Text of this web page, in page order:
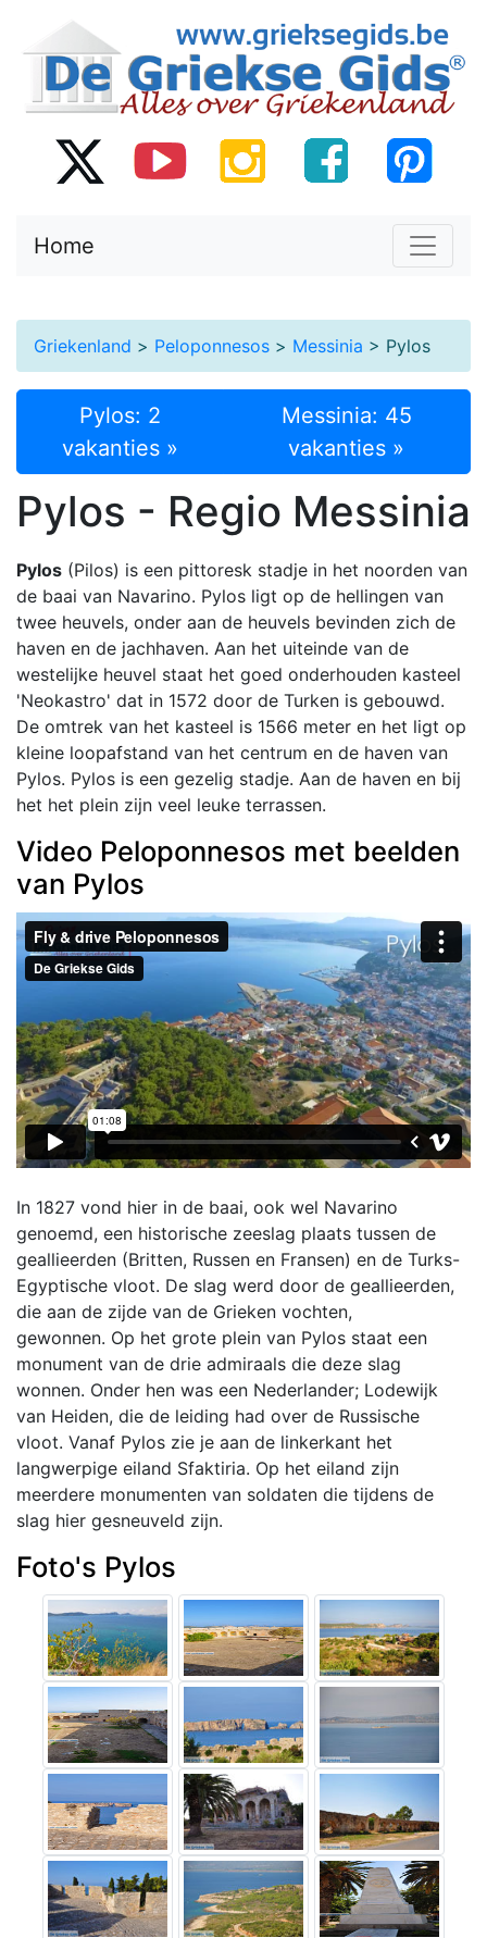
Home
Griekenland > Peloponnesos > Messinia > Pylos
Pylos: 2
vakanties »
Messinia: 45
vakanties »
Pylos - Regio Messinia
Pylos (Pilos) is een pittoresk stadje in het noorden van
de baai van Navarino. Pylos ligt op de hellingen van
twee heuvels, onder aan de heuvels bevinden zich de
haven en de jachhaven. Aan het uiteinde van de
westelijke heuvel staat het goed onderhouden kasteel
'Neokastro' dat in 1572 door de Turken is gebouwd.
De omtrek van het kasteel is 1566 meter en het ligt op
kleine loopafstand van het centrum en de haven van
Pylos. Pylos is een gezelig stadje. Aan de haven en bij
het het plein zijn veel leuke terrassen.
Video Peloponnesos met beelden
van Pylos
In 1827 vond hier in de baai, ook wel Navarino
genoemd, een historische zeeslag plaats tussen de
geallieerden (Britten, Russen en Fransen) en de Turks-
Egyptische vloot. De slag werd door de geallieerden,
die aan de zijde van de Grieken vochten,
gewonnen. Op het grote plein van Pylos staat een
monument van de drie admiraals die deze slag
wonnen. Onder hen was een Nederlander; Lodewijk
van Heiden, die de leiding had over de Russische
vloot. Vanaf Pylos zie je aan de linkerkant het
langwerpige eiland Sfaktiria. Op het eiland zijn
meerdere monumenten van soldaten die tijdens de
slag hier gesneuveld zijn.
Foto's Pylos